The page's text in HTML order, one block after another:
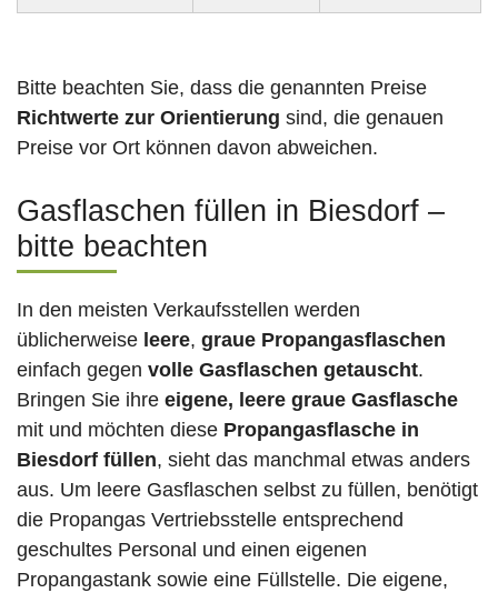
Bitte beachten Sie, dass die genannten Preise
Richtwerte zur Orientierung sind, die genauen
Preise vor Ort können davon abweichen.
Gasflaschen füllen in Biesdorf –
bitte beachten
In den meisten Verkaufsstellen werden
üblicherweise leere, graue Propangasflaschen
einfach gegen volle Gasflaschen getauscht.
Bringen Sie ihre eigene, leere graue Gasflasche
mit und möchten diese Propangasflasche in
Biesdorf füllen, sieht das manchmal etwas anders
aus. Um leere Gasflaschen selbst zu füllen, benötigt
die Propangas Vertriebsstelle entsprechend
geschultes Personal und einen eigenen
Propangastank sowie eine Füllstelle. Die eigene,